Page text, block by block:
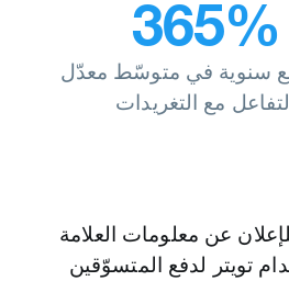
365%
سنوية في متوسّط معدّل
مع التغريدات
عن معلومات العلامة
تويتر لدفع المتسوّقين